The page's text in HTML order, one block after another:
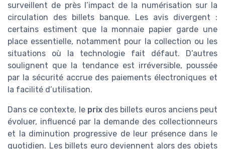
surveillent de près l’impact de la numérisation sur la
circulation des billets banque. Les avis divergent :
certains estiment que la monnaie papier garde une
place essentielle, notamment pour la collection ou les
situations où la technologie fait défaut. D’autres
soulignent que la tendance est irréversible, poussée
par la sécurité accrue des paiements électroniques et
la facilité d’utilisation.
Dans ce contexte, le prixdes billets euros anciens peut
évoluer, influencé par la demande des collectionneurs
et la diminution progressive de leur présence dans le
quotidien. Les billets euro deviennent alors des objets